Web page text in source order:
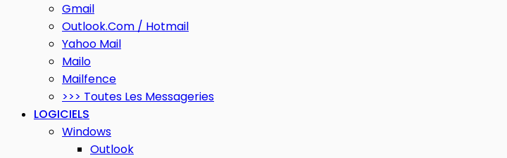
Gmail
Outlook.com / Hotmail
Yahoo Mail
Mailo
Mailfence
>>> Toutes Les Messageries
LOGICIELS
Windows
Outlook